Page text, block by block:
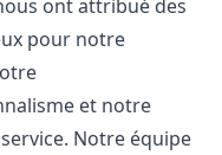
ont attribué des
pour notre
et notre
Notre équipe